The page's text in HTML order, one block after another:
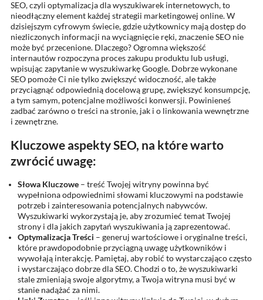
SEO, czyli optymalizacja dla wyszukiwarek internetowych, to
nieodłączny element każdej strategii marketingowej online. W
dzisiejszym cyfrowym świecie, gdzie użytkownicy mają dostęp do
niezliczonych informacji na wyciągnięcie ręki, znaczenie SEO nie
może być przecenione. Dlaczego? Ogromna większość
internautów rozpoczyna proces zakupu produktu lub usługi,
wpisując zapytanie w wyszukiwarkę Google. Dobrze wykonane
SEO pomoże Ci nie tylko zwiększyć widoczność, ale także
przyciągnąć odpowiednią docelową grupę, zwiększyć konsumpcję,
a tym samym, potencjalne możliwości konwersji. Powinieneś
zadbać zarówno o treści na stronie, jak i o linkowania wewnętrzne
i zewnętrzne.
Kluczowe aspekty SEO, na które warto
zwrócić uwagę:
Słowa Kluczowe – treść Twojej witryny powinna być
wypełniona odpowiednimi słowami kluczowymi na podstawie
potrzeb i zainteresowania potencjalnych nabywców.
Wyszukiwarki wykorzystają je, aby zrozumieć temat Twojej
strony i dla jakich zapytań wyszukiwania ją zaprezentować.
Optymalizacja Treści – generuj wartościowe i oryginalne treści,
które prawdopodobnie przyciągną uwagę użytkowników i
wywołają interakcję. Pamiętaj, aby robić to wystarczająco często
i wystarczająco dobrze dla SEO. Chodzi o to, że wyszukiwarki
stale zmieniają swoje algorytmy, a Twoja witryna musi być w
stanie nadążać za nimi.